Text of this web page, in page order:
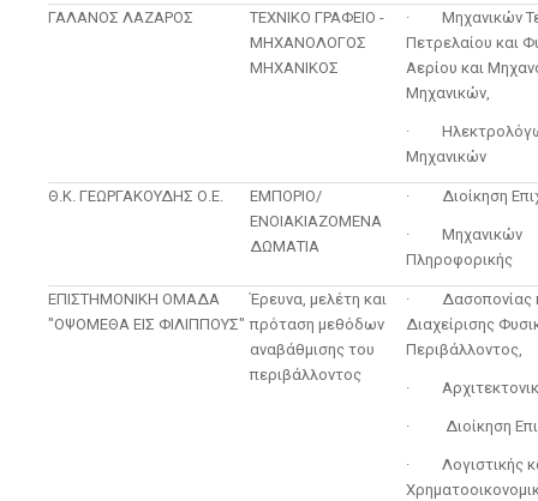
ΓΑΛΑΝΟΣ ΛΑΖΑΡΟΣ
ΤΕΧΝΙΚΟ ΓΡΑΦΕΙΟ -
ΜΗΧΑΝΟΛΟΓΟΣ
ΜΗΧΑΝΙΚΟΣ
· Μηχανικών
Πετρελαίου και
Αερίου και
Μηχανικών,
·
Μηχανικών
Θ.Κ. ΓΕΩΡΓΑΚΟΥΔΗΣ Ο.Ε.
ΕΜΠΟΡΙΟ/
ΕΝΟΙΑΚΙΑΖΟΜΕΝΑ
ΔΩΜΑΤΙΑ
· Διοίκηση
· Μηχανικών
Πληροφορικής
ΕΠΙΣΤΗΜΟΝΙΚΗ ΟΜΑΔΑ
"ΟΨΟΜΕΘΑ ΕΙΣ ΦΙΛΙΠΠΟΥΣ"
Έρευνα, μελέτη και
πρόταση μεθόδων
αναβάθμισης του
περιβάλλοντος
· Δασοπονίας
Διαχείρισης
Περιβάλλοντος,
·
· Διοίκηση
· Λογιστικής